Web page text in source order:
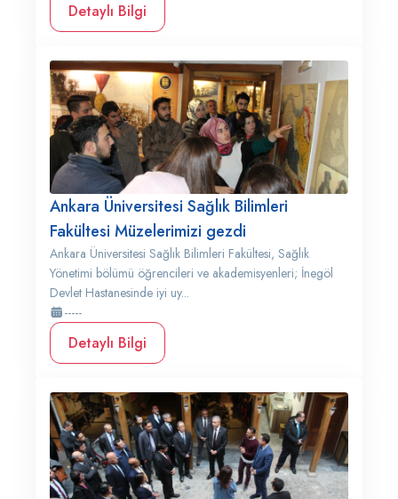
Detaylı Bilgi
Ankara Üniversitesi Sağlık Bilimleri
Fakültesi Müzelerimizi gezdi
Ankara Üniversitesi Sağlık Bilimleri Fakültesi, Sağlık
Yönetimi bölümü öğrencileri ve akademisyenleri; İnegöl
Devlet Hastanesinde iyi uy...
-----
Detaylı Bilgi